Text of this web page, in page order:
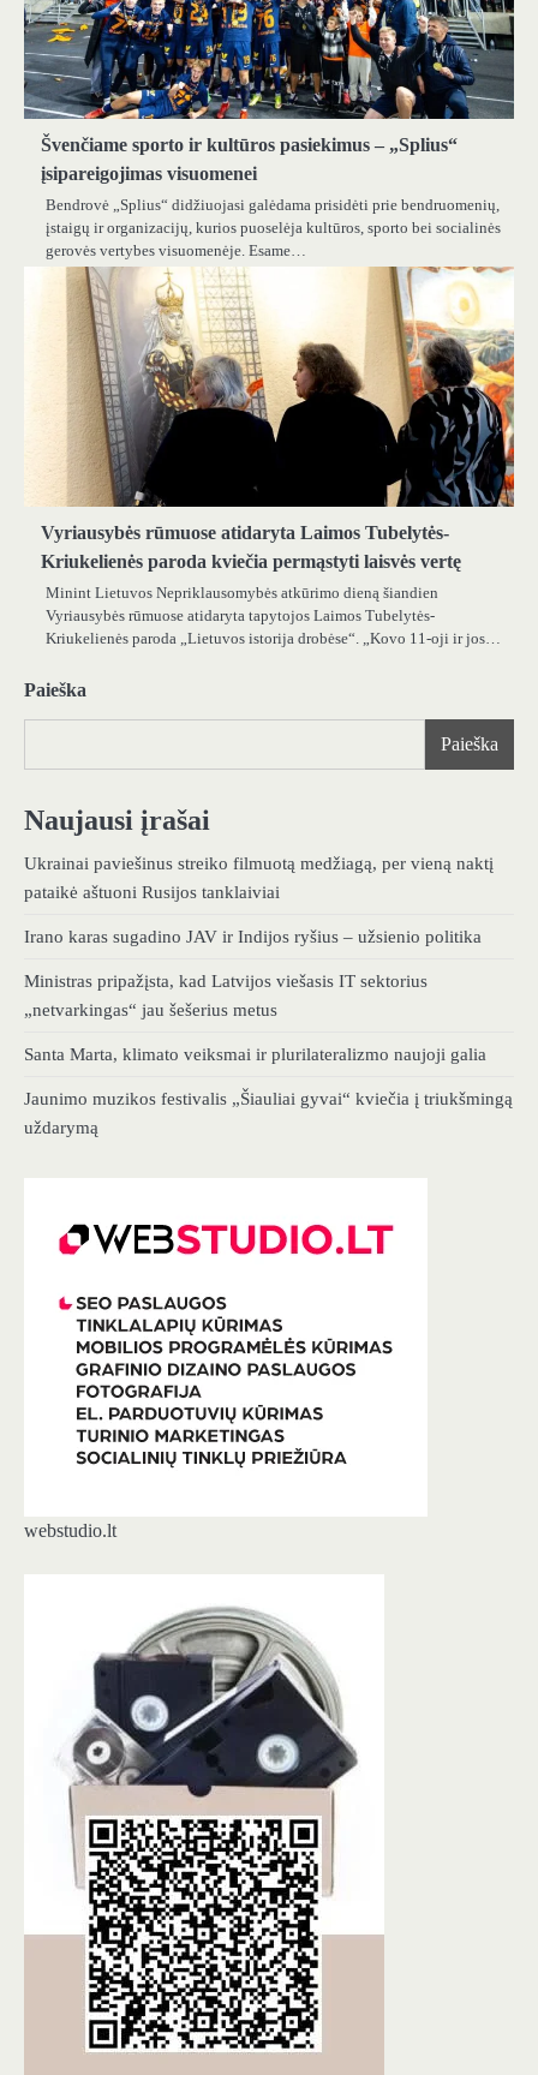
Švenčiame sporto ir kultūros pasiekimus – „Splius“
įsipareigojimas visuomenei
Bendrovė „Splius“ didžiuojasi galėdama prisidėti prie bendruomenių,
įstaigų ir organizacijų, kurios puoselėja kultūros, sporto bei socialinės
gerovės vertybes visuomenėje. Esame…
Vyriausybės rūmuose atidaryta Laimos Tubelytės-
Kriukelienės paroda kviečia permąstyti laisvės vertę
Minint Lietuvos Nepriklausomybės atkūrimo dieną šiandien
Vyriausybės rūmuose atidaryta tapytojos Laimos Tubelytės-
Kriukelienės paroda „Lietuvos istorija drobėse“. „Kovo 11-oji ir jos…
Paieška
Paieška
Naujausi įrašai
Ukrainai paviešinus streiko filmuotą medžiagą, per vieną naktį
pataikė aštuoni Rusijos tanklaiviai
Irano karas sugadino JAV ir Indijos ryšius – užsienio politika
Ministras pripažįsta, kad Latvijos viešasis IT sektorius
„netvarkingas“ jau šešerius metus
Santa Marta, klimato veiksmai ir plurilateralizmo naujoji galia
Jaunimo muzikos festivalis „Šiauliai gyvai“ kviečia į triukšmingą
uždarymą
webstudio.lt